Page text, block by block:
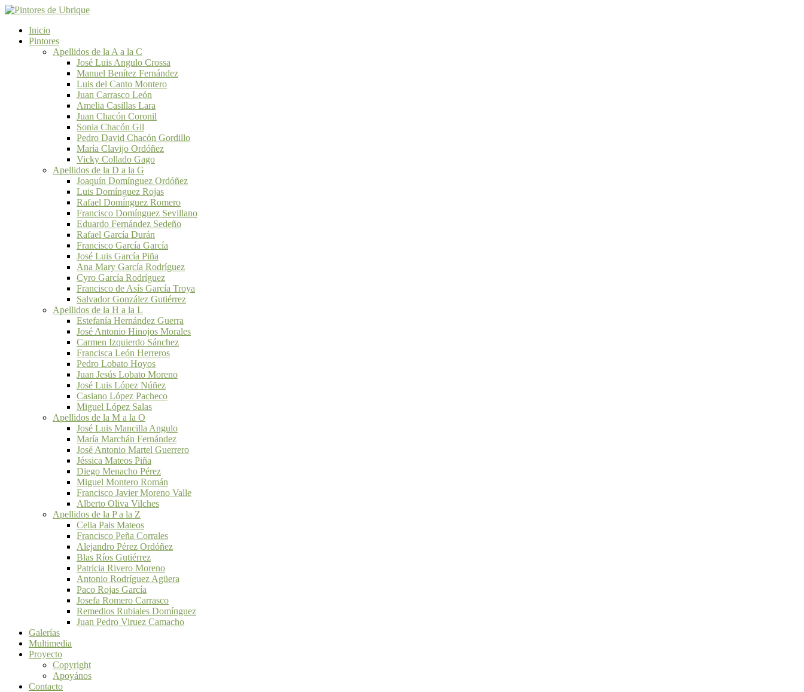
Inicio
Pintores
Apellidos de la A a la C
José Luis Angulo Crossa
Manuel Benítez Fernández
Luis del Canto Montero
Juan Carrasco León
Amelia Casillas Lara
Juan Chacón Coronil
Sonia Chacón Gil
Pedro David Chacón Gordillo
María Clavijo Ordóñez
Vicky Collado Gago
Apellidos de la D a la G
Joaquín Domínguez Ordóñez
Luis Domínguez Rojas
Rafael Domínguez Romero
Francisco Domínguez Sevillano
Eduardo Fernández Sedeño
Rafael García Durán
Francisco García García
José Luis García Piña
Ana Mary García Rodríguez
Cyro García Rodríguez
Francisco de Asís García Troya
Salvador González Gutiérrez
Apellidos de la H a la L
Estefanía Hernández Guerra
José Antonio Hinojos Morales
Carmen Izquierdo Sánchez
Francisca León Herreros
Pedro Lobato Hoyos
Juan Jesús Lobato Moreno
José Luis López Núñez
Casiano López Pacheco
Miguel López Salas
Apellidos de la M a la O
José Luis Mancilla Angulo
María Marchán Fernández
José Antonio Martel Guerrero
Jéssica Mateos Piña
Diego Menacho Pérez
Miguel Montero Román
Francisco Javier Moreno Valle
Alberto Oliva Vilches
Apellidos de la P a la Z
Celia Pais Mateos
Francisco Peña Corrales
Alejandro Pérez Ordóñez
Blas Ríos Gutiérrez
Patricia Rivero Moreno
Antonio Rodríguez Agüera
Paco Rojas García
Josefa Romero Carrasco
Remedios Rubiales Domínguez
Juan Pedro Viruez Camacho
Galerías
Multimedia
Proyecto
Copyright
Apoyános
Contacto